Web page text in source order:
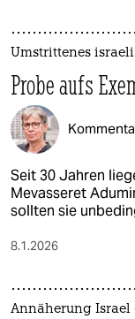
Umstrittenes
Probe aufs
Seit 30 Jahren
Mevasseret
sollten sie
8.1.2026
Annäherung Israel